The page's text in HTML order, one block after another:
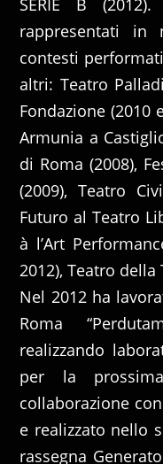
rappresentati in
contesti
altri: Teatro
Fondazione (2010
Armunia a
di Roma (2008),
(2009), Teatro
Futuro al Teatro
à l’Art
2012), Teatro della
Nel 2012 ha
Roma
realizzando
per la
collaborazione
e realizzato nello
rassegna